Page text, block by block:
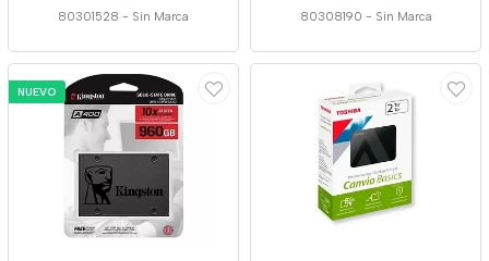
80301528 - Sin Marca 80308190 - Sin Marca
NUEVO